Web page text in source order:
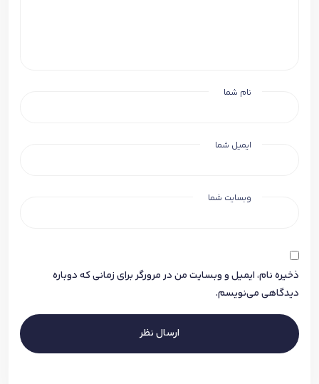
نام شما
ایمیل شما
وبسایت شما
ذخیره نام، ایمیل و وبسایت من در مرورگر برای زمانی که دوباره
دیدگاهی می‌نویسم.
ارسال نظر